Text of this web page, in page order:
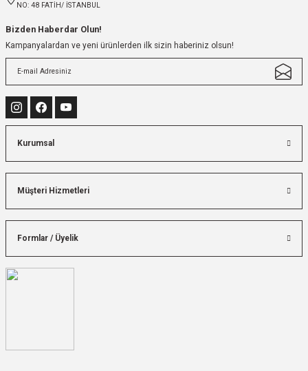
NO: 48 FATİH/ İSTANBUL
Bizden Haberdar Olun!
Kampanyalardan ve yeni ürünlerden ilk sizin haberiniz olsun!
Kurumsal
Müşteri Hizmetleri
Formlar / Üyelik